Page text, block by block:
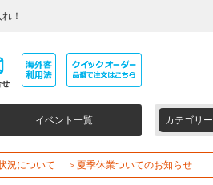
！
せ
イベント一覧 カテゴリー
況について ＞夏季休業ついてのお知らせ